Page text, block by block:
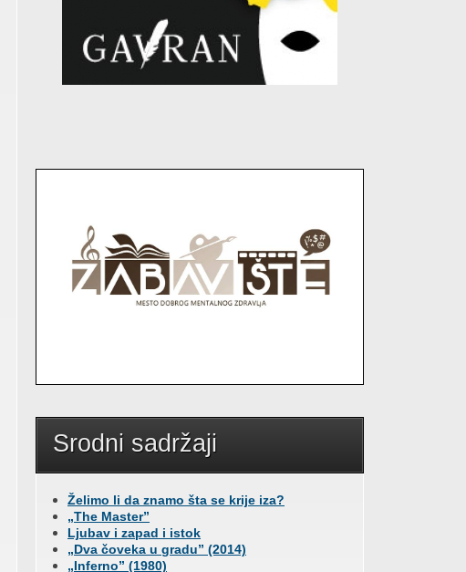
Srodni sadržaji
Želimo li da znamo šta se krije iza?
„The Master”
Ljubav i zapad i istok
„Dva čoveka u gradu” (2014)
„Inferno” (1980)